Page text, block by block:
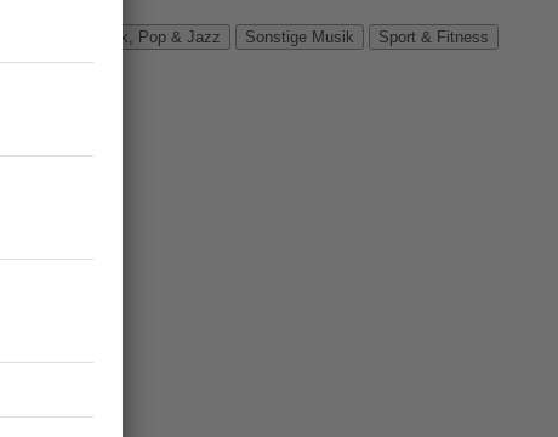
Rock, Pop & Jazz Sonstige Musik
Sport & Fitness